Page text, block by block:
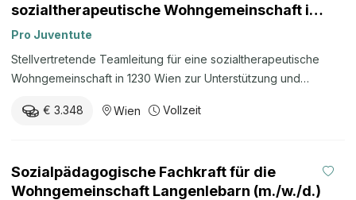
sozialtherapeutische Wohngemeinschaft in
Wien 1230 (m./w./d.)
Pro Juventute
Stellvertretende Teamleitung für eine sozialtherapeutische
Wohngemeinschaft in 1230 Wien zur Unterstützung und
Qualitätssicherung, Betreuung und Förderung von Kindern und
€ 3.348 Wien Vollzeit
Sozialpädagogische Fachkraft für die
Wohngemeinschaft Langenlebarn (m./w./d.)